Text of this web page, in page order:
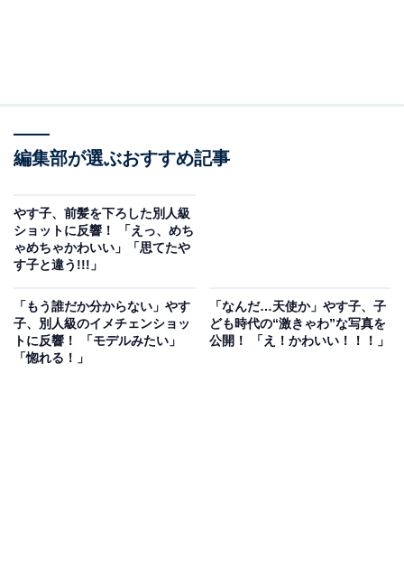
編集部が選ぶおすすめ記事
やす子、前髪を下ろした別人級
ショットに反響！ 「えっ、めち
ゃめちゃかわいい」「思てたや
す子と違う!!!」
「もう誰だか分からない」やす
子、別人級のイメチェンショッ
トに反響！ 「モデルみたい」
「惚れる！」
「なんだ…天使か」やす子、子
ども時代の“激きゃわ”な写真を
公開！ 「え！かわいい！！！」